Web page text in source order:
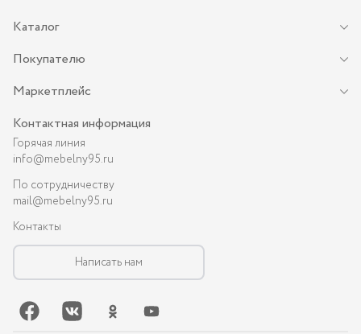
Каталог
Покупателю
Маркетплейс
Контактная информация
Горячая линия
info@mebelny95.ru
По сотрудничеству
mail@mebelny95.ru
Контакты
Написать нам